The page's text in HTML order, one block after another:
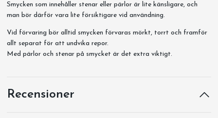
Smycken som innehåller stenar eller pärlor är lite känsligare, och
man bör därför vara lite försiktigare vid användning.
Vid förvaring bör alltid smycken förvaras mörkt, torrt och framför
allt separat för att undvika repor.
Med pärlor och stenar på smycket är det extra viktigt.
Recensioner